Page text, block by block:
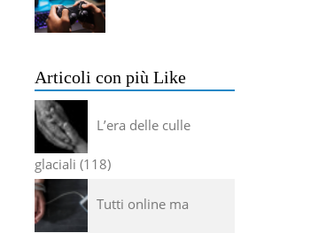
Articoli con più Like
L’era delle culle
glaciali 118
Tutti online ma